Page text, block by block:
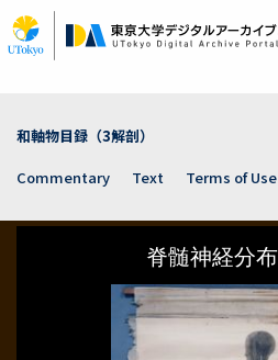
to
main
和軸物目録（3解剖）
Commentary
Text Terms of Use